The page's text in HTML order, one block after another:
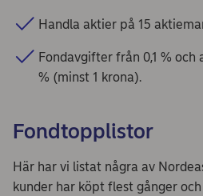
Handla aktier på 15
Fondavgifter från 0,1 %
% (minst 1 krona).
Fondtopplistor
Här har vi listat några av
kunder har köpt flest gånger